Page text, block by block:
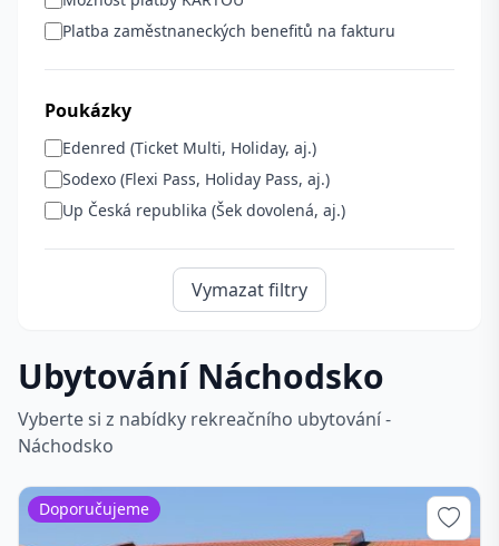
Platba zaměstnaneckých benefitů na fakturu
Poukázky
Edenred (Ticket Multi, Holiday, aj.)
Sodexo (Flexi Pass, Holiday Pass, aj.)
Up Česká republika (Šek dovolená, aj.)
Vymazat filtry
Ubytování Náchodsko
Vyberte si z nabídky rekreačního ubytování -
Náchodsko
Doporučujeme